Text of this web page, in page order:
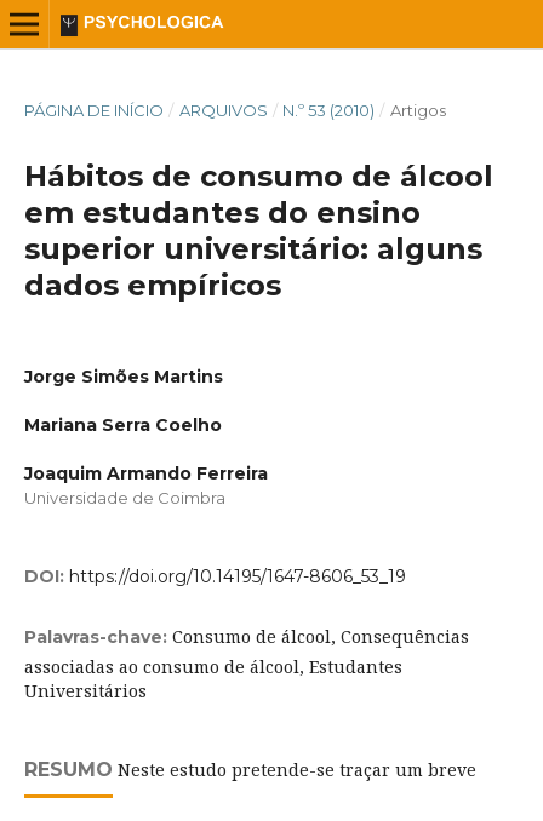
PÁGINA DE INÍCIO / ARQUIVOS / N.º 53 (2010) / Artigos
Hábitos de consumo de álcool
em estudantes do ensino
superior universitário: alguns
dados empíricos
Jorge Simões Martins
Mariana Serra Coelho
Joaquim Armando Ferreira
Universidade de Coimbra
DOI: https://doi.org/10.14195/1647-8606_53_19
Palavras-chave: Consumo de álcool, Consequências
associadas ao consumo de álcool, Estudantes
Universitários
RESUMO Neste estudo pretende-se traçar um breve